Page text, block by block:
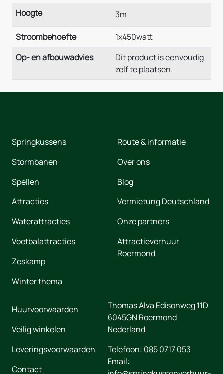
Hoogte 3m
Stroombehoefte
1x450watt
Op- en afbouwadvies
Dit product is eenvoudig
zelf te plaatsen.
Springkussens
Stormbanen
Spellen
Attracties
Waterattracties
Voetbalattracties
Zeskamp
Winter thema
Route & informatie
Over ons
Blog
Vermietung Deutschland
Onze partners
Attractieverhuur
Roermond
Huurvoorwaarden
Veilig winkelen
Leveringsvoorwaarden
Contact
Thomas Alva Edisonweg 11D
6045GN Roermond
Nederland
Telefoon: 085 0717 053
Email: